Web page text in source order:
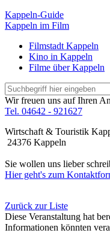
Kappeln-Guide
Kappeln im Film
Filmstadt Kappeln
Kino in Kappeln
Filme über Kappeln
Wir freuen uns auf Ihren
Tel. 04642 - 921627
Wirtschaft & Touristik
24376 Kappeln
Sie wollen uns lieber
Hier geht's zum
Zurück zur Liste
Diese Veranstaltung hat
Informationen könnten